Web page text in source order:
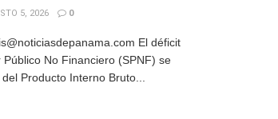
5, 2026 0
El déficit
Público No Financiero (SPNF) se
Producto Interno Bruto...